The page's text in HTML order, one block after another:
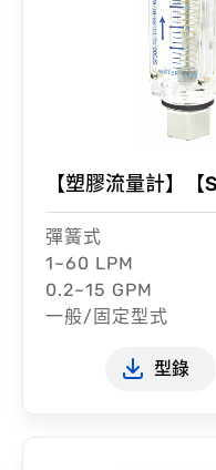
【塑膠流量計】【
彈簧式
1~60 LPM
0.2~15 GPM
一般/固定型式
型錄